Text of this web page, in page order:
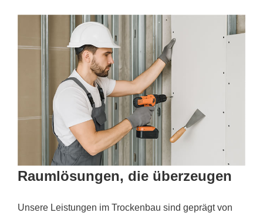
Raumlösungen, die überzeugen
Unsere Leistungen im Trockenbau sind geprägt von